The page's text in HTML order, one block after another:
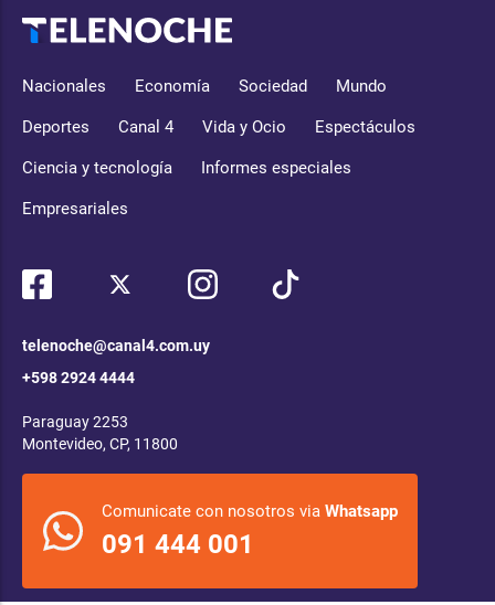
Nacionales Economía Sociedad Mundo
Deportes Canal 4 Vida y Ocio Espectáculos
Ciencia y tecnología Informes especiales
Empresariales
telenoche@canal4.com.uy
+598 2924 4444
Paraguay 2253
Montevideo, CP, 11800
Comunicate con nosotros via Whatsapp
091 444 001